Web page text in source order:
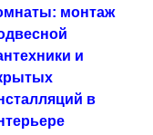
монтаж
и
в